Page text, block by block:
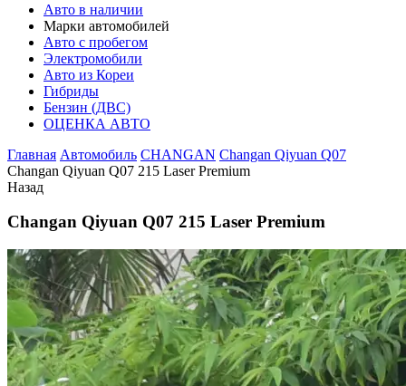
Авто в наличии
Марки автомобилей
Авто с пробегом
Электромобили
Авто из Кореи
Гибриды
Бензин (ДВС)
ОЦЕНКА АВТО
Главная Автомобиль CHANGAN Changan Qiyuan Q07
Changan Qiyuan Q07 215 Laser Premium
Назад
Changan Qiyuan Q07 215 Laser Premium